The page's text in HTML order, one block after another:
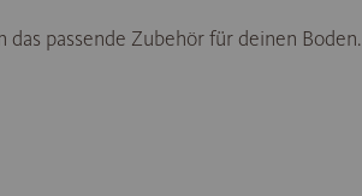
passende Zubehör für deinen Boden.